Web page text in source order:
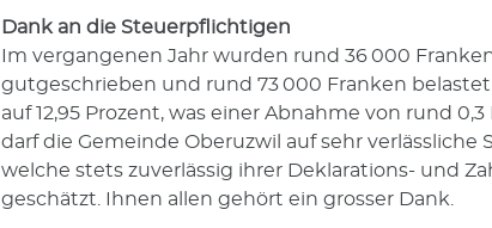
Dank an die Steuerpflichtigen
Im vergangenen Jahr wurden rund 36 000
gutgeschrieben und rund 73 000 Franken
auf 12,95 Prozen t, was einer Abnahme von rund
darf die Gemeinde Oberuzwil auf sehr
welche stets zuverlässig ihrer Deklarations- und
geschätzt. Ihnen allen gehört ein grosser Dank.